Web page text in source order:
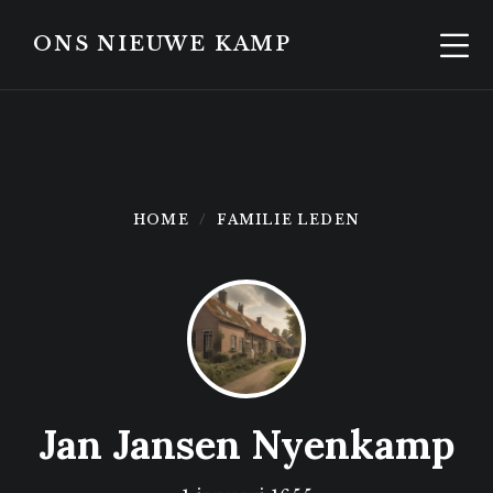
content
footerONS NIEUWE KAMP
HOME FAMILIE LEDEN
Jan Jansen Nyenkamp